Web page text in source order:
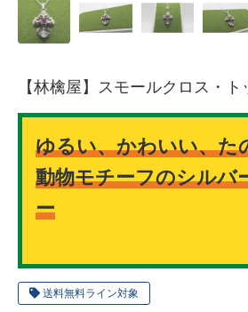
送料無料ライン対象
【林檎屋】スモールクロス・ト
ゆるい、かわいい、た
動物モチーフのシルバ
ー